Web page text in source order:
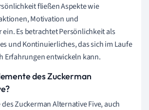
fließen Aspekte wie
Motivation und
Es betrachtet Persönlichkeit als
und Kontinuierliches, das sich im Laufe
Erfahrungen entwickeln kann.
des Zuckerman
Zuckerman Alternative Five, auch